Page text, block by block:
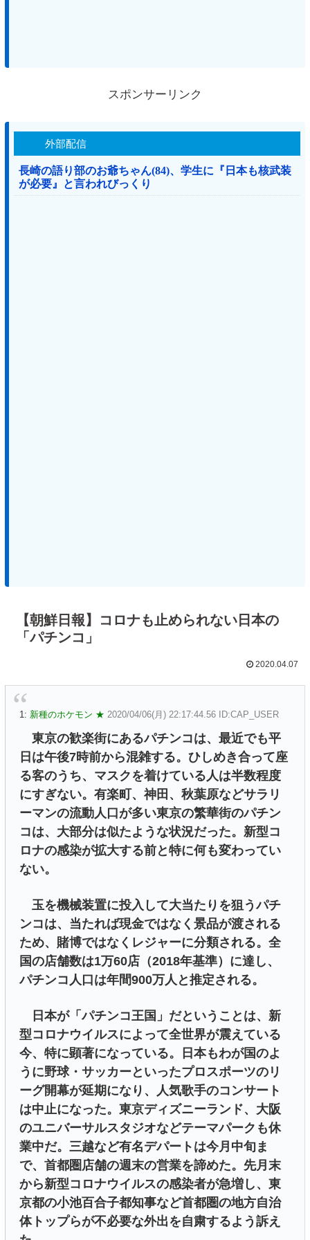
スポンサーリンク
外部配信
長崎の語り部のお爺ちゃん(84)、学生に『日本も核武装
が必要』と言われびっくり
【朝鮮日報】コロナも止められない日本の
「パチンコ」
2020.04.07
1: 新種のホケモン ★ 2020/04/06(月) 22:17:44.56 ID:CAP_USER
東京の歓楽街にあるパチンコは、最近でも平
日は午後7時前から混雑する。ひしめき合って座
る客のうち、マスクを着けている人は半数程度
にすぎない。有楽町、神田、秋葉原などサラリ
ーマンの流動人口が多い東京の繁華街のパチン
コは、大部分は似たような状況だった。新型コ
ロナの感染が拡大する前と特に何も変わってい
ない。
玉を機械装置に投入して大当たりを狙うパチ
ンコは、当たれば現金ではなく景品が渡される
ため、賭博ではなくレジャーに分類される。全
国の店舗数は1万60店（2018年基準）に達し、
パチンコ人口は年間900万人と推定される。
日本が「パチンコ王国」だということは、新
型コロナウイルスによって全世界が震えている
今、特に顕著になっている。日本もわが国のよ
うに野球・サッカーといったプロスポーツのリ
ーグ開幕が延期になり、人気歌手のコンサート
は中止になった。東京ディズニーランド、大阪
のユニバーサルスタジオなどテーマパークも休
業中だ。三越など有名デパートは今月中旬ま
で、首都圏店舗の週末の営業を諦めた。先月末
から新型コロナウイルスの感染者が急増し、東
京都の小池百合子都知事など首都圏の地方自治
体トップらが不必要な外出を自粛するよう訴え